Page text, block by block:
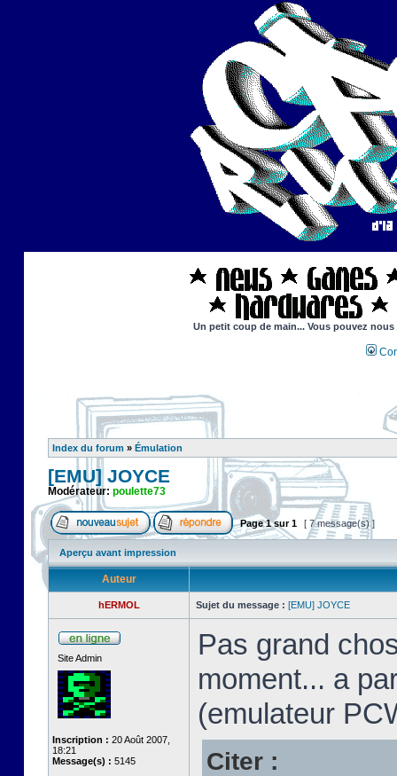
Un petit coup de main... Vous pouvez
Index du forum » Émulation
[EMU] JOYCE
Modérateur: poulette73
Page1sur1 [ 7 message(s) ]
Aperçu avant impression
Auteur
hERMOL Sujet du message : [EMU] JOYCE
Site Admin
Inscription : 20 Août 2007,
18:21
Message(s) : 5145
Pas grand
moment... a
(emulateur
Citer :